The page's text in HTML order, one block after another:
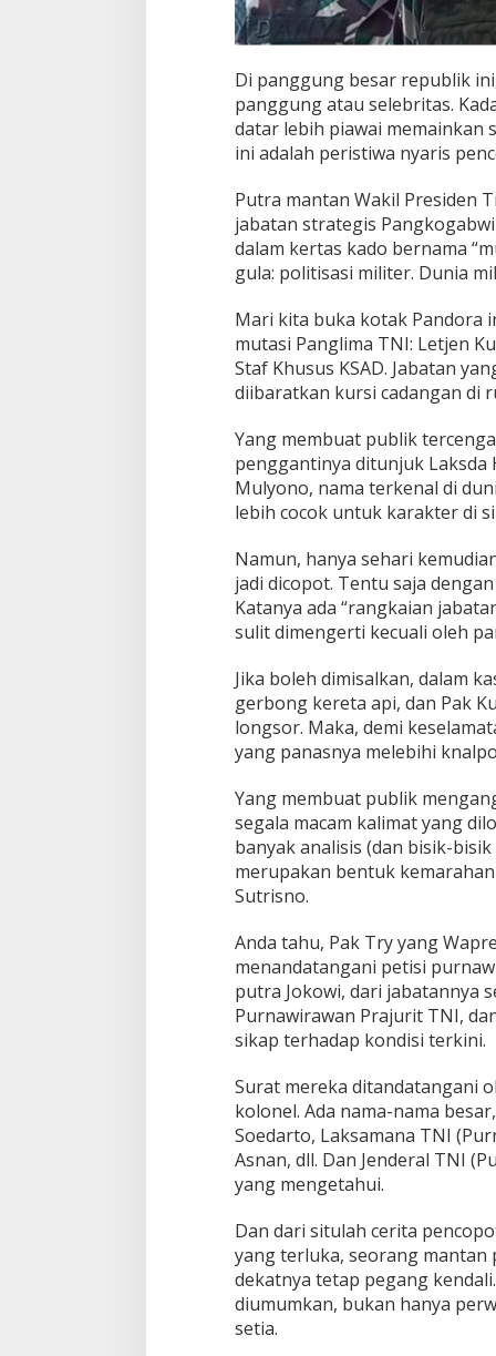
Di panggung besar republik
panggung atau selebritas.
datar lebih piawai memainkan
ini adalah peristiwa nyaris
Putra mantan Wakil Presiden
jabatan strategis
dalam kertas kado bernama
gula: politisasi militer. Dunia
Mari kita buka kotak Pandora
mutasi Panglima TNI: Letjen
Staf Khusus KSAD. Jabatan
diibaratkan kursi cadangan di
Yang membuat publik
penggantinya ditunjuk Laksda
Mulyono, nama terkenal di
lebih cocok untuk karakter di
Namun, hanya sehari
jadi dicopot. Tentu saja
Katanya ada “rangkaian
sulit dimengerti kecuali oleh
Jika boleh dimisalkan, dalam
gerbong kereta api, dan Pak
longsor. Maka, demi
yang panasnya melebihi
Yang membuat publik
segala macam kalimat yang
banyak analisis (dan bisik-
merupakan bentuk
Sutrisno.
Anda tahu, Pak Try yang
menandatangani petisi
putra Jokowi, dari jabatannya
Purnawirawan Prajurit TNI,
sikap terhadap kondisi terkini.
Surat mereka ditandatangani
kolonel. Ada nama-nama
Soedarto, Laksamana TNI
Asnan, dll. Dan Jenderal TNI
yang mengetahui.
Dan dari situlah cerita
yang terluka, seorang
dekatnya tetap pegang
diumumkan, bukan hanya
setia.